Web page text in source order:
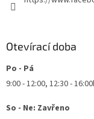
Otevírací doba
Po - Pá
9:00 - 12:00, 12:30 -
So - Ne: Zavřeno